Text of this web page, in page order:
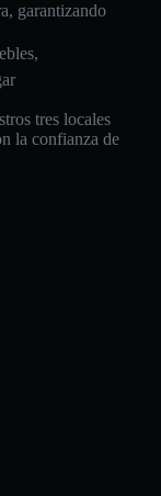
garantizando
tres locales
la confianza de